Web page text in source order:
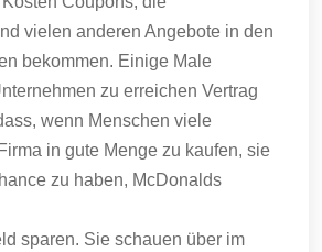
vielen anderen Angebote in den
bekommen. Einige Male
zu erreichen Vertrag
wenn Menschen viele
in gute Menge zu kaufen, sie
zu haben, McDonalds
sparen. Sie schauen über im